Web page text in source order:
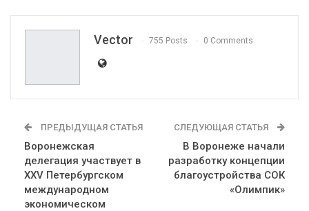
Vector 755 Posts 0 Comments
ПРЕДЫДУЩАЯ СТАТЬЯ
Воронежская
делегация участвует в
XXV Петербургском
международном
экономическом
СЛЕДУЮЩАЯ СТАТЬЯ
В Воронеже начали
разработку концепции
благоустройства СОК
«Олимпик»